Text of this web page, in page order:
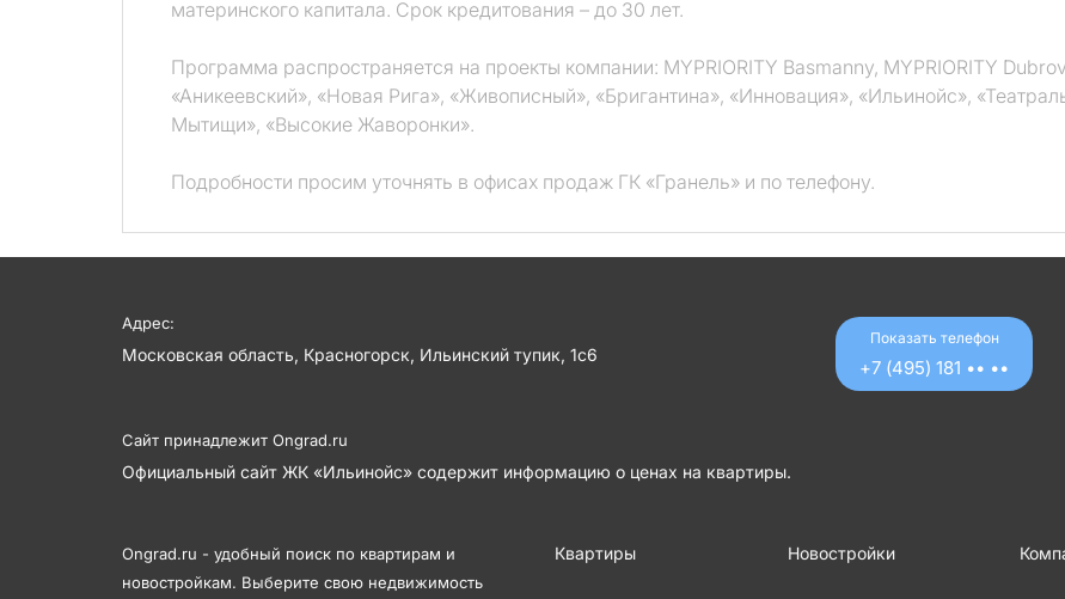
материнского капитала. Срок кредитования – до 30 лет.
Программа распространяется на проекты компании: MYPRIORITY Basmanny, MYPRIORITY
«Аникеевский», «Новая Рига», «Живописный», «Бригантина», «Инновация», «Ильинойс»,
Мытищи», «Высокие Жаворонки».
Подробности просим уточнять в офисах продаж ГК «Гранель» и по телефону.
Адрес:
Московская область, Красногорск, Ильинский тупик, 1с6
Показать телефон
+7 (495) 181 •• ••
Сайт принадлежит Ongrad.ru
Официальный сайт ЖК «Ильинойс» содержит информацию о ценах на квартиры.
Ongrad.ru - удобный поиск по квартирам и
новостройкам. Выберите свою недвижимость
Квартиры Новостройки